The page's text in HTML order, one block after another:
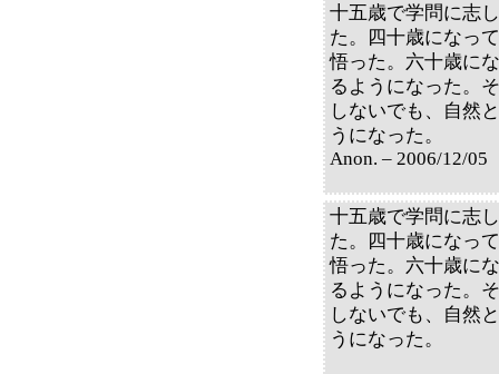
十五歳で学問に志
た。四十歳になっ
悟った。六十歳に
るようになった。
しないでも、自然
うになった。
Anon. – 2006/12/05
十五歳で学問に志
た。四十歳になっ
悟った。六十歳に
るようになった。
しないでも、自然
うになった。